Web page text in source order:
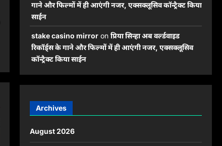
गाने और फिल्मों में ही आएंगी नजर, एक्सक्लूसिव कॉन्ट्रैक्ट किया
साईन
stake casino mirroron प्रिया सिन्हा अब वर्ल्डवाइड
रिकॉर्ड्स के गाने और फिल्मों में ही आएंगी नजर, एक्सक्लूसिव
कॉन्ट्रैक्ट किया साईन
Archives
August 2026